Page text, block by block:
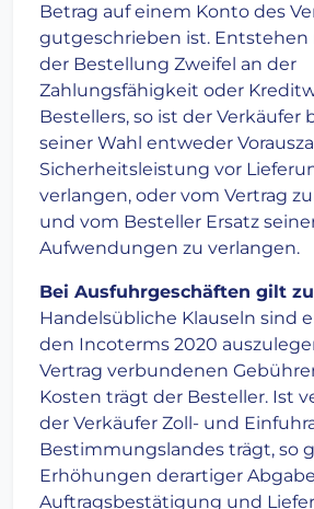
Betrag auf einem Konto des
gutgeschrieben ist. Entstehen
der Bestellung Zweifel an der
Zahlungsfähigkeit oder
Bestellers, so ist der Verkäufer
seiner Wahl entweder
Sicherheitsleistung vor
verlangen, oder vom Vertrag
und vom Besteller Ersatz
Aufwendungen zu verlangen.
Bei Ausfuhrgeschäften gilt
Handelsübliche Klauseln sind
den Incoterms 2020
Vertrag verbundenen
Kosten trägt der Besteller. Ist
der Verkäufer Zoll- und
Bestimmungslandes trägt, so
Erhöhungen derartiger
Auftragsbestätigung und